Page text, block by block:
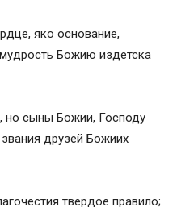
Царю
Царю
Марии, Ольге,
яко основание,
Божию издетска
но сыны Божии, Господу
друзей Божиих
твердое правило;